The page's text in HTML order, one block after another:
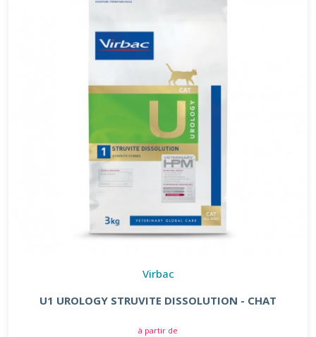
Virbac
U1 UROLOGY STRUVITE DISSOLUTION - CHAT
à partir de